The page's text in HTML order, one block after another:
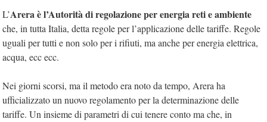
L’Arera è l’Autorità di regolazione per energia reti e ambiente
che, in tutta Italia, detta regole per l’applicazione delle tariffe. Regole
uguali per tutti e non solo per i rifiuti, ma anche per energia elettrica,
acqua, ecc ecc.
Nei giorni scorsi, ma il metodo era noto da tempo, Arera ha
ufficializzato un nuovo regolamento per la determinazione delle
tariffe. Un insieme di parametri di cui tenere conto ma che, in